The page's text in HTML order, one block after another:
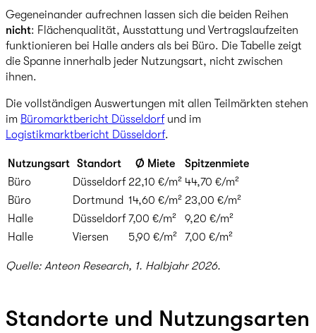
Gegeneinander aufrechnen lassen sich die beiden Reihen
nicht: Flächenqualität, Ausstattung und Vertragslaufzeiten
funktionieren bei Halle anders als bei Büro. Die Tabelle zeigt
die Spanne innerhalb jeder Nutzungsart, nicht zwischen
ihnen.
Die vollständigen Auswertungen mit allen Teilmärkten stehen
im Büromarktbericht Düsseldorfund im
Logistikmarktbericht Düsseldorf.
Nutzungsart Standort Ø Miete
Spitzenmiete
Büro
Düsseldorf 22,10 €/m² 44,70 €/m²
Büro
Dortmund 14,60 €/m² 23,00 €/m²
Halle
Düsseldorf 7,00 €/m²
9,20 €/m²
Halle
Viersen 5,90 €/m² 7,00 €/m²
Quelle: Anteon Research, 1. Halbjahr 2026.
Standorte und Nutzungsarten